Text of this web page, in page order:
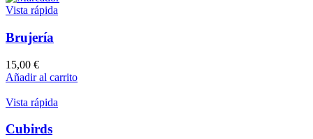
Vista rápida
Brujería
15,00 €
Añadir al carrito
Vista rápida
Cubirds